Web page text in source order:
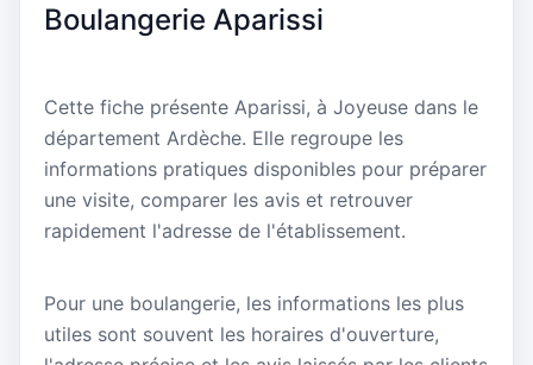
Boulangerie Aparissi
Cette fiche présente Aparissi, à Joyeuse dans le
département Ardèche. Elle regroupe les
informations pratiques disponibles pour préparer
une visite, comparer les avis et retrouver
rapidement l'adresse de l'établissement.
Pour une boulangerie, les informations les plus
utiles sont souvent les horaires d'ouverture,